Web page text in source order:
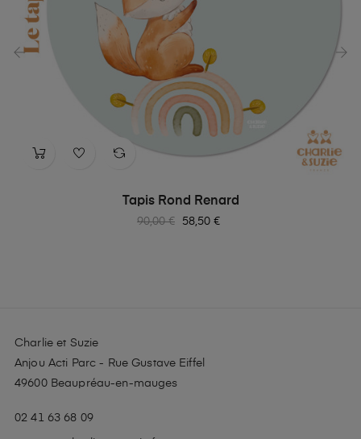
Tapis Rond Renard
Prix
90,00 € Prix
58,50 €
Charlie et Suzie
Anjou Acti Parc - Rue Gustave Eiffel
49600 Beaupréau-en-mauges
02 41 63 68 09